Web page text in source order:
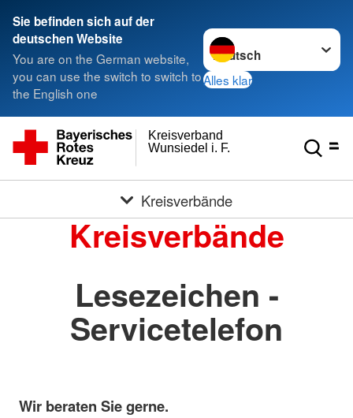
Sie befinden sich auf der
deutschen Website
You are on the German website,
you can use the switch to switch to
the English one
Sprache wechseln zu
Alles klar
Wunsiedel i. F.
Kreisverband
Kreisverbände
Kreisverbände
Lesezeichen -
Servicetelefon
Wir beraten Sie gerne.